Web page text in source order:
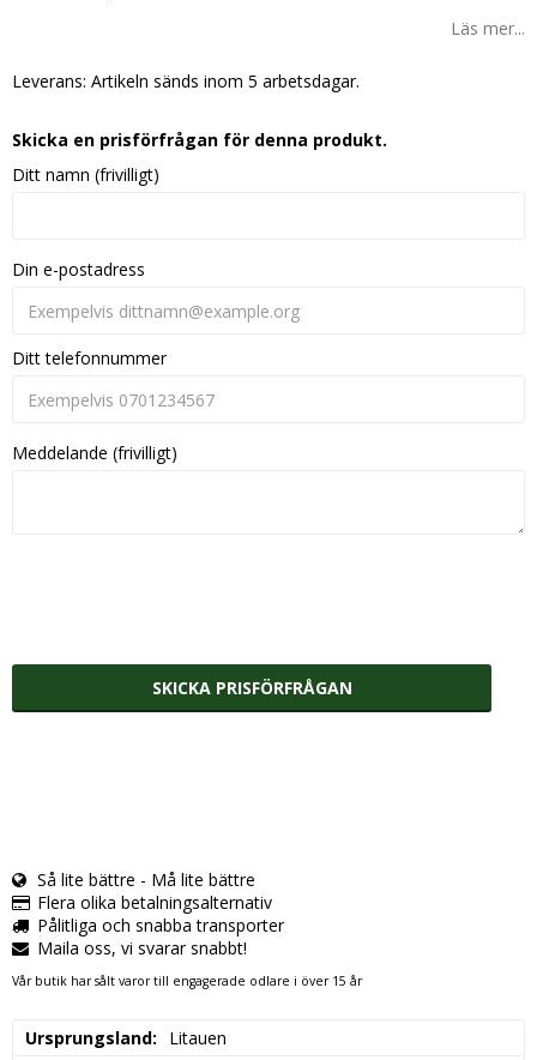
Läs mer...
Leverans: Artikeln sänds inom 5 arbetsdagar.
Skicka en prisförfrågan för denna produkt.
Ditt namn (frivilligt)
Din e-postadress
Ditt telefonnummer
Meddelande (frivilligt)
SKICKA PRISFÖRFRÅGAN
Så lite bättre - Må lite bättre
Flera olika betalningsalternativ
Pålitliga och snabba transporter
Maila oss, vi svarar snabbt!
Vår butik har sålt varor till engagerade odlare i över 15 år
Ursprungsland
Litauen